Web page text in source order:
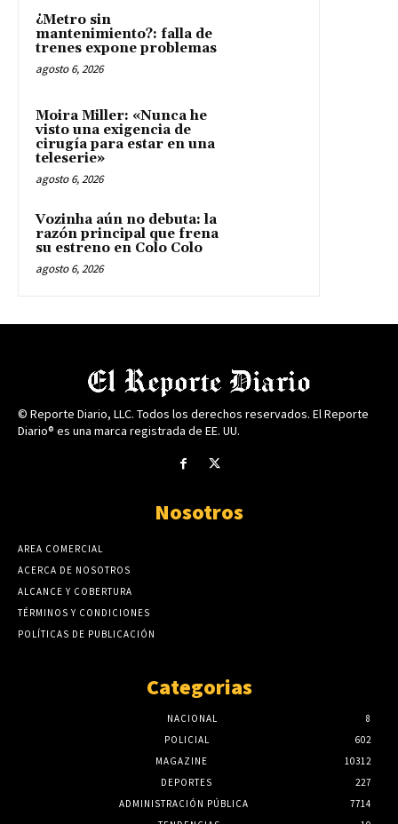
¿Metro sin
mantenimiento?: falla de
trenes expone problemas
agosto 6, 2026
Moira Miller: «Nunca he
visto una exigencia de
cirugía para estar en una
teleserie»
agosto 6, 2026
Vozinha aún no debuta: la
razón principal que frena
su estreno en Colo Colo
agosto 6, 2026
© Reporte Diario, LLC. Todos los derechos reservados. El Reporte
Diario® es una marca registrada de EE. UU.
Nosotros
AREA COMERCIAL
ACERCA DE NOSOTROS
ALCANCE Y COBERTURA
TÉRMINOS Y CONDICIONES
POLÍTICAS DE PUBLICACIÓN
Categorias
NACIONAL
8
POLICIAL
602
MAGAZINE
10312
DEPORTES
227
ADMINISTRACIÓN PÚBLICA
7714